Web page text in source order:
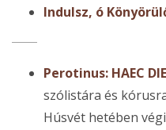
Indulsz, ó
Perotinus: HAEC
szólistára és
Húsvét hetében